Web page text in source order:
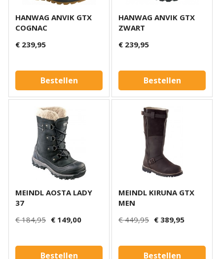
HANWAG ANVIK GTX
COGNAC
€ 239,95
Bestellen
HANWAG ANVIK GTX
ZWART
€ 239,95
Bestellen
MEINDL AOSTA LADY
37
€ 184,95 € 149,00
Bestellen
MEINDL KIRUNA GTX
MEN
€ 449,95 € 389,95
Bestellen